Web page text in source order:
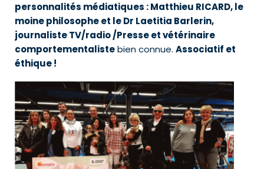
personnalités médiatiques : Matthieu RICARD, le
moine philosophe et le Dr Laetitia Barlerin,
journaliste TV/radio /Presse et vétérinaire
comportementalistebien connue. Associatif et
éthique !